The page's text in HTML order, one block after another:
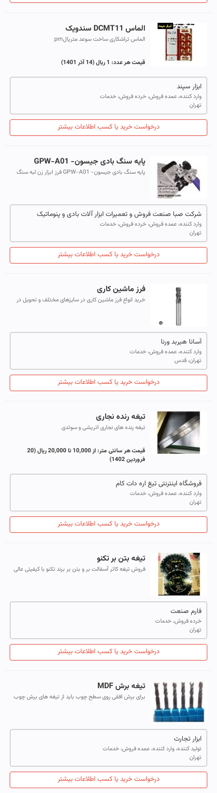
الماس DCMT11 سندویک
الماس تراشکاری ساخت سوعد متریالpm
قیمت هر عدد: 1 ریال (14 آذر 1401)
ابزار سپند
وارد کننده، عمده فروش، خرده فروش، خدمات
تهران
درخواست خرید یا کسب اطلاعات بیشتر
پایه سنگ بادی جیسون- GPW-A01
پایه سنگ بادی جیسون- GPW-A01 فرز ابزار زن لبه سنگ
شرکت صبا صنعت فروش و تعمیرات ابزار آلات بادی و پنوماتیک
وارد کننده، عمده فروش، خرده فروش، خدمات
تهران
درخواست خرید یا کسب اطلاعات بیشتر
فرز ماشین کاری
خرید انواع فرز ماشین کاری در سایزهای مختلف و تحویل در
آسانا هیربد ورنا
وارد کننده، عمده فروش، خدمات
تهران، قدس
درخواست خرید یا کسب اطلاعات بیشتر
تیغه رنده نجاری
تیغه رنده های نجاری اتریشی و سوئدی
قیمت هر سانتی متر:از 10,000 تا 20,000 ریال
(20
فروردین 1402)
فروشگاه اینترنتی تیغ اره دات کام
وارد کننده، عمده فروش، خدمات
تهران
درخواست خرید یا کسب اطلاعات بیشتر
تیغه بتن بر تکنو
فروش تیغه کاتر آسفالت بر و بتن بر برند تکنو با کیفیتی عالی
فارم صنعت
خرده فروش، خدمات
تهران
درخواست خرید یا کسب اطلاعات بیشتر
تیغه برش MDF
برای برش افقی روی سطح چوب باید از تیغه های برش چوب
ابزار تجارت
تولید کننده، وارد کننده، عمده فروش، خدمات
تهران
درخواست خرید یا کسب اطلاعات بیشتر